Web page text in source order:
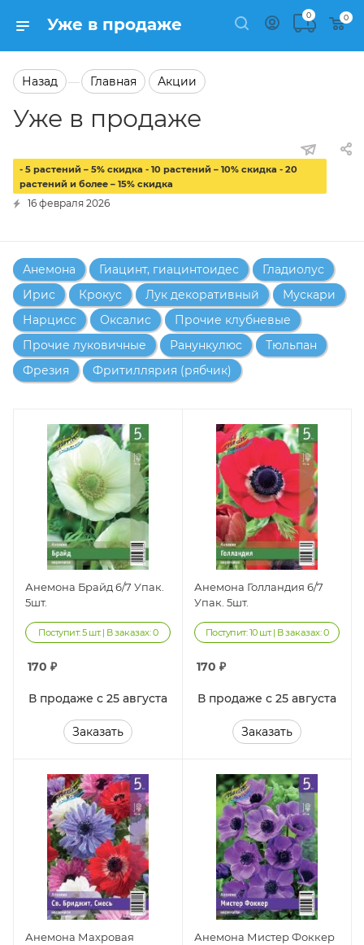
Уже в продаже 0
0
Назад — Главная Акции
Уже в продаже
- 5 растений – 5% скидка - 10 растений – 10% скидка - 20
растений и более – 15% скидка
16 февраля 2026
Анемона Гиацинт, гиацинтоидес
Гладиолус
Ирис
Крокус Лук декоративный
Мускари
Нарцисс
Оксалис
Прочие клубневые
Прочие луковичные
Ранункулюс
Тюльпан
Фрезия
Фритиллярия (рябчик)
Анемона Брайд 6/7 Упак.
5шт.
Поступит: 5 шт. | В заказах: 0
170 ₽
В продаже с 25 августа
Заказать
Анемона Голландия 6/7
Упак. 5шт.
Поступит: 10 шт. | В заказах: 0
170 ₽
В продаже с 25 августа
Заказать
Анемона Махровая
Анемона Мистер Фоккер